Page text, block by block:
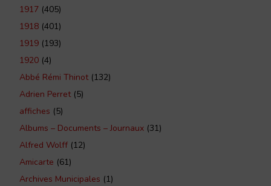
1917 (405)
1918 (401)
1919 (193)
1920 (4)
Abbé Rémi Thinot(132)
Adrien Perret(5)
affiches (5)
Albums – Documents – Journaux (31)
Alfred Wolff (12)
Amicarte (61)
Archives Municipales (1)